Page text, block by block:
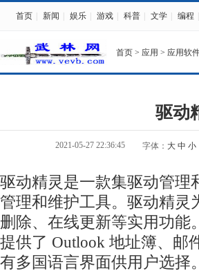
首页 新闻 娱乐 游戏 科普 文学 编程
首页 > 应用 > 应用软
驱动
2021-05-27 22:36:45 字体： 大 中 小
驱动精灵是一款集驱动管理
管理和维护工具。驱动精灵
删除、在线更新等实用功能
提供了 Outlook 地址簿、邮
有多国语言界面供用户选择。